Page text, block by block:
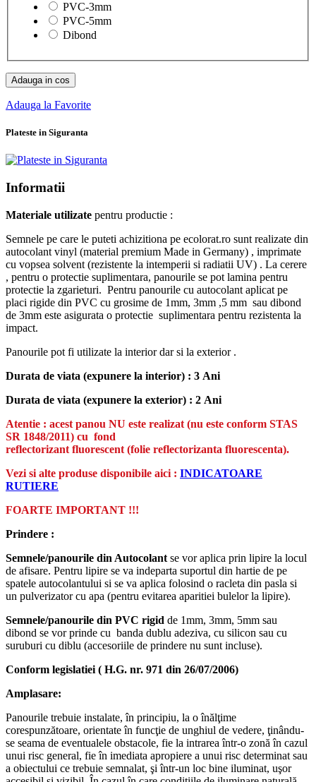
PVC-3mm
PVC-5mm
Dibond
Adauga in cos
Adauga la Favorite
Plateste in Siguranta
Informatii
Materiale utilizate pentru productie :
Semnele pe care le puteti achizitiona pe ecolorat.ro sunt realizate din
autocolant vinyl (material premium Made in Germany) , imprimate
cu vopsea solvent (rezistente la intemperii si radiatii UV) . La cerere
, pentru o protectie suplimentara, panourile se pot lamina pentru
protectie la zgarieturi. Pentru panourile cu autocolant aplicat pe
placi rigide din PVC cu grosime de 1mm, 3mm ,5 mm sau dibond
de 3mm este asigurata o protectie suplimentara pentru rezistenta la
impact.
Panourile pot fi utilizate la interior dar si la exterior .
Durata de viata (expunere la interior) : 3 Ani
Durata de viata (expunere la exterior) : 2 Ani
Atentie : acest panou NU este realizat (nu este conform STAS
SR 1848/2011) cu fond
reflectorizant fluorescent (folie reflectorizanta fluorescenta).
Vezi si alte produse disponibile aici : INDICATOARE
RUTIERE
FOARTE IMPORTANT !!!
Prindere :
Semnele/panourile din Autocolant se vor aplica prin lipire la locul
de afisare. Pentru lipire se va indeparta suportul din hartie de pe
spatele autocolantului si se va aplica folosind o racleta din pasla si
un pulverizator cu apa (pentru evitarea aparitiei bulelor la lipire).
Semnele/panourile din PVC rigid de 1mm, 3mm, 5mm sau
dibond se vor prinde cu banda dublu adeziva, cu silicon sau cu
suruburi cu diblu (accesoriile de prindere nu sunt incluse).
Conform legislatiei ( H.G. nr. 971 din 26/07/2006)
Amplasare:
Panourile trebuie instalate, în principiu, la o înălţime
corespunzătoare, orientate în funcţie de unghiul de vedere, ţinându-
se seama de eventualele obstacole, fie la intrarea într-o zonă în cazul
unui risc general, fie în imediata apropiere a unui risc determinat sau
a obiectului ce trebuie semnalat, şi într-un loc bine iluminat, uşor